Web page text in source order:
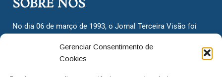
Gerenciar Consentimento de
Cookies
SOBRE NÓS
No dia 06 de março de 1993, o Jornal Terceira Visão foi
cidadãos valinhenses, já que naquela época só existiam
dois jornais. Há mais de 30 anos, o jornal continua